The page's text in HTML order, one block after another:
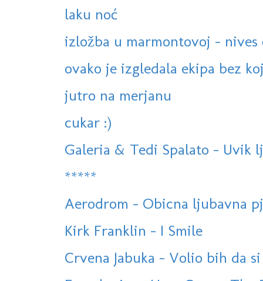
laku noć
izložba u marmontovoj - nives
ovako je izgledala ekipa bez
jutro na merjanu
cukar :)
Galeria & Tedi Spalato - Uvik
*****
Aerodrom - Obicna ljubavna
Kirk Franklin - I Smile
Crvena Jabuka - Volio bih da